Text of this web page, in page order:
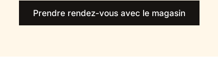
Prendre rendez-vous avec le magasin